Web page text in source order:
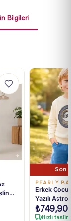
Bilgileri
Son
PEARLY
Erkek
Yazılı
Bisiklet
Eşofman
₺749,90
Hızlı